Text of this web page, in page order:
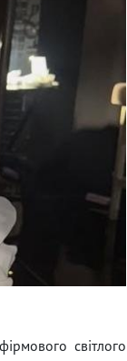
світлого